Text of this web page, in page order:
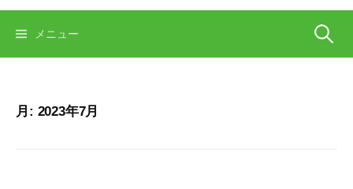
メニュー 検
月: 2023年7月